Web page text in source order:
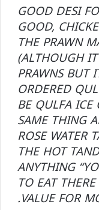
“GOOD DESI
GOOD,
THE PRAWN
(ALTHOUGH
PRAWNS BUT
ORDERED
BE QULFA
SAME THING
ROSE WATER
THE HOT
ANYTHING
TO EAT
VALUE FOR